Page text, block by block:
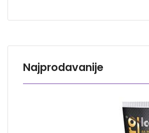
Najprodavanije